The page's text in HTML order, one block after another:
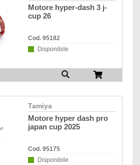
motore hyper-dash 3 j-
cup 26
Cod. 95182
Disponibile
tamiya
motore hyper dash pro
japan cup 2025
Cod. 95175
Disponibile